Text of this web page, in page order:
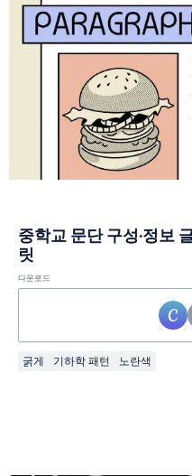
중학교 문단 구성·정보
릿
다운로드
굵게 기하학 패턴 노란색